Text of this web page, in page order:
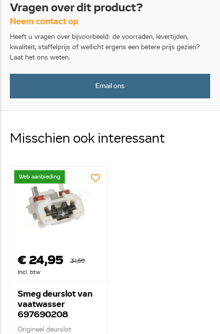
Vragen over dit product?
Neem contact op
Heeft u vragen over bijvoorbeeld: de voorraden, levertijden,
kwaliteit, staffelprijs of wellicht ergens een betere prijs gezien?
Laat het ons weten.
Email ons
Misschien ook interessant
Web aanbieding
€ 24,95
31,50
Incl. btw
Smeg deurslot van
vaatwasser
697690208
Origineel deurslot